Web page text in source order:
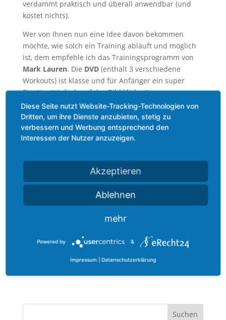
verdammt praktisch und überall anwendbar (und
kostet nichts).
Wer von Ihnen nun eine Idee davon bekommen
möchte, wie solch ein Training abläuft und möglich
ist, dem empfehle ich das Trainingsprogramm von
Mark Lauren. Die DVD(enthält 3 verschiedene
Workouts) ist klasse und für Anfänger ein super
Einstieg (einfach auf das Bild klicken):
Buch
kann ich ebenfalls
empfehlen (einfach auf das Bild klicken):
Diese Beiträge könnten Sie ebenfalls interessieren:
Nacken entspannen
Cookie-Einstellungen
Diese Seite nutzt Website-Tracking-Technologien von
Dritten, um ihre Dienste anzubieten, stetig zu
verbessern und Werbung entsprechend den
Interessen der Nutzer anzuzeigen.
Akzeptieren
Ablehnen
mehr
Powered by &
Impressum Datenschutzerklärung